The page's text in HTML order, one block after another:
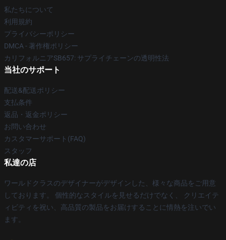
私たちについて
利用規約
プライバシーポリシー
DMCA - 著作権ポリシー
カリフォルニアSB657: サプライチェーンの透明性法
当社のサポート
配送&配送ポリシー
支払条件
返品・返金ポリシー
お問い合わせ
カスタマーサポート(FAQ)
スタッフ
私達の店
ワールドクラスのデザイナーがデザインした、様々な商品をご用意
しております。 個性的なスタイルを見せるだけでなく、 クリエイテ
ィビティを祝い、高品質の製品をお届けすることに情熱を注いでい
ます。